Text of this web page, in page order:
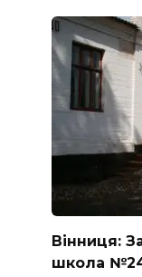
Вінниця:
школа